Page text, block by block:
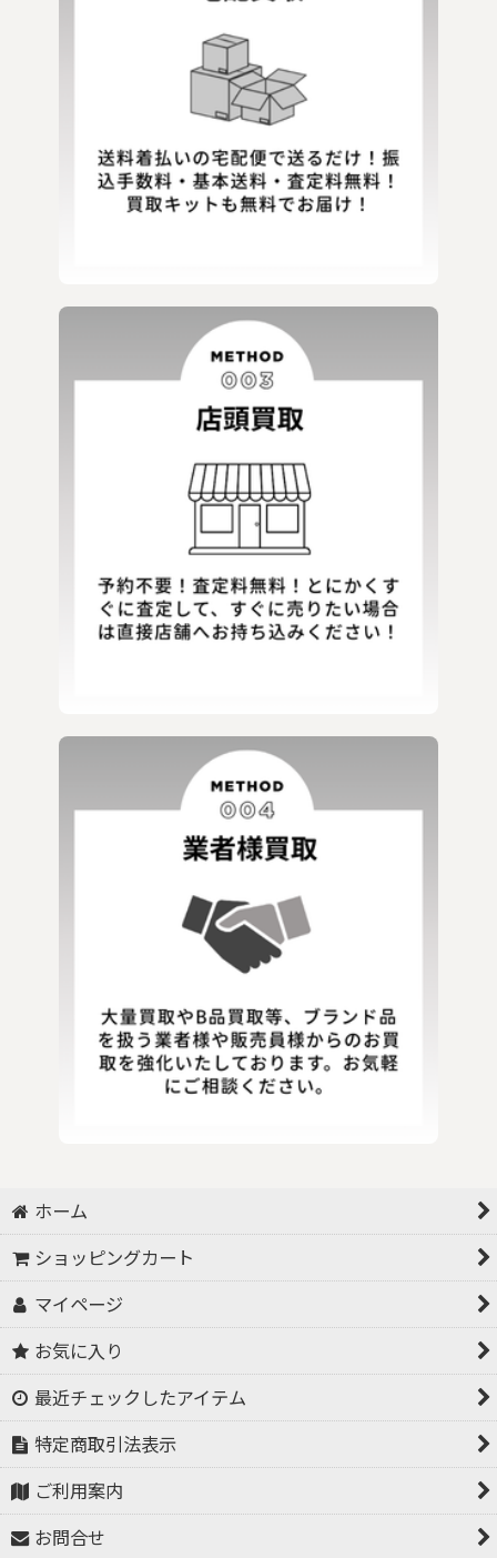
ホーム
ショッピングカート
マイページ
お気に入り
最近チェックしたアイテム
特定商取引法表示
ご利用案内
お問合せ